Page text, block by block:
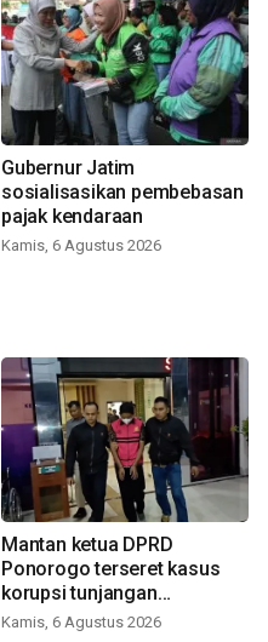
Gubernur Jatim
sosialisasikan pembebasan
pajak kendaraan
Kamis, 6 Agustus 2026
Mantan ketua DPRD
Ponorogo terseret kasus
korupsi tunjangan
perumahan
Kamis, 6 Agustus 2026